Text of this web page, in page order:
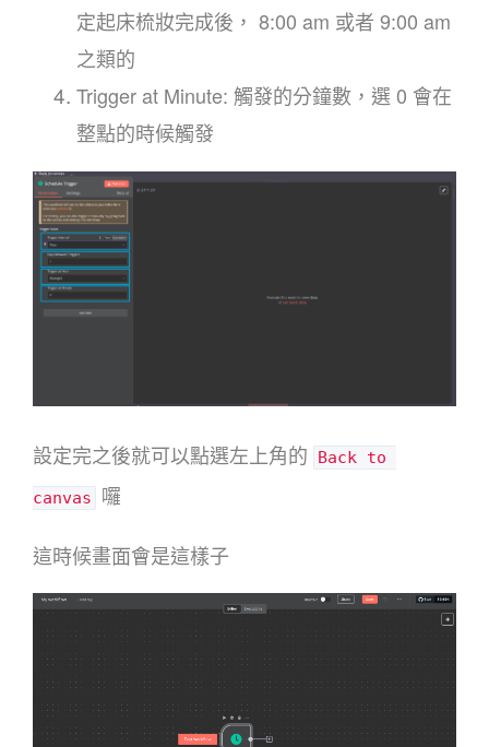
定起床梳妝完成後， 8:00 am 或者 9:00 am
之類的
Trigger at Minute: 觸發的分鐘數，選 0 會在
整點的時候觸發
設定完之後就可以點選左上角的 Back to
canvas 囉
這時候畫面會是這樣子